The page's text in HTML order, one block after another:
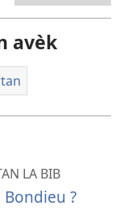
avèk
LA BIB
?